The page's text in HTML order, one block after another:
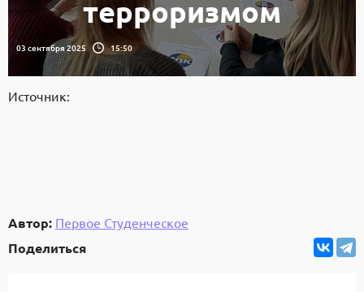
терроризмом
03 сентября 2025 15:50
Источник:
Автор: Первое Студенческое
Поделиться